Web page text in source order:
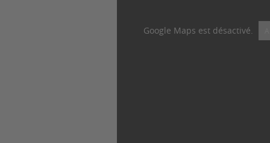
Google Maps est désactivé.